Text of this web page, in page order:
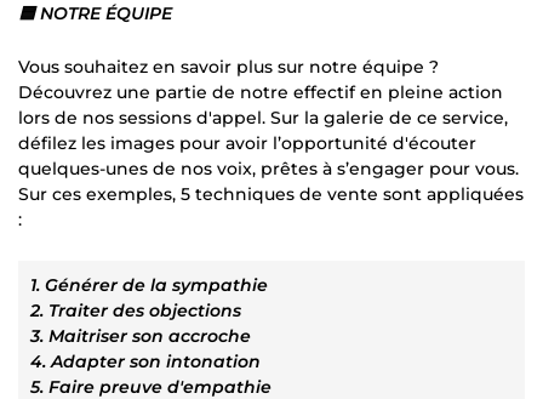
🟦 NOTRE ÉQUIPE
Vous souhaitez en savoir plus sur notre équipe ?
Découvrez une partie de notre effectif en pleine action
lors de nos sessions d'appel. Sur la galerie de ce service,
défilez les images pour avoir l’opportunité d'écouter
quelques-unes de nos voix, prêtes à s’engager pour vous.
Sur ces exemples, 5 techniques de vente sont appliquées
:
1. Générer de la sympathie
2. Traiter des objections
3. Maitriser son accroche
4. Adapter son intonation
5. Faire preuve d'empathie